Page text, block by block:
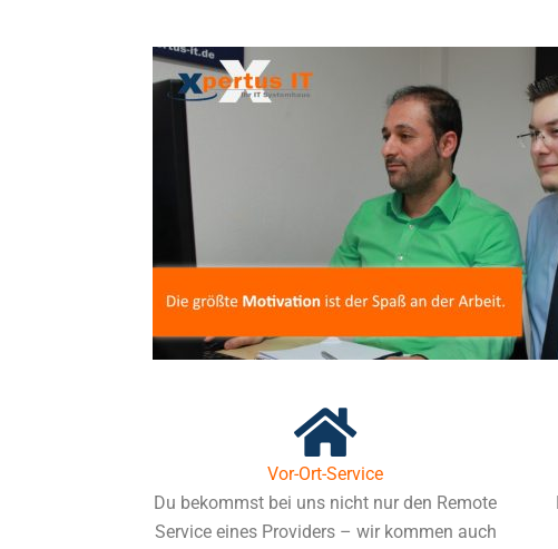
Vor-Ort-Service
Du bekommst bei uns nicht nur den Remote
Service eines Providers – wir kommen auch